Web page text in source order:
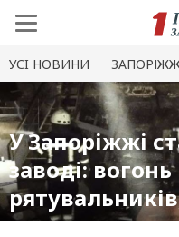
УСI НОВИНИ
У Запоріжжі
заводі: